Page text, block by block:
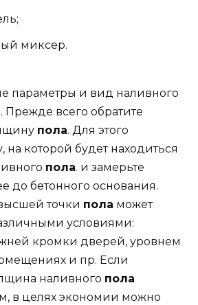
миксер.
параметры и вид наливного
всего обратите
пола. Для этого
на которой будет находиться
пола. и замерьте
до бетонного основания.
точки пола может
условиями:
кромки дверей, уровнем
и пр. Если
наливного пола
в целях экономии можно